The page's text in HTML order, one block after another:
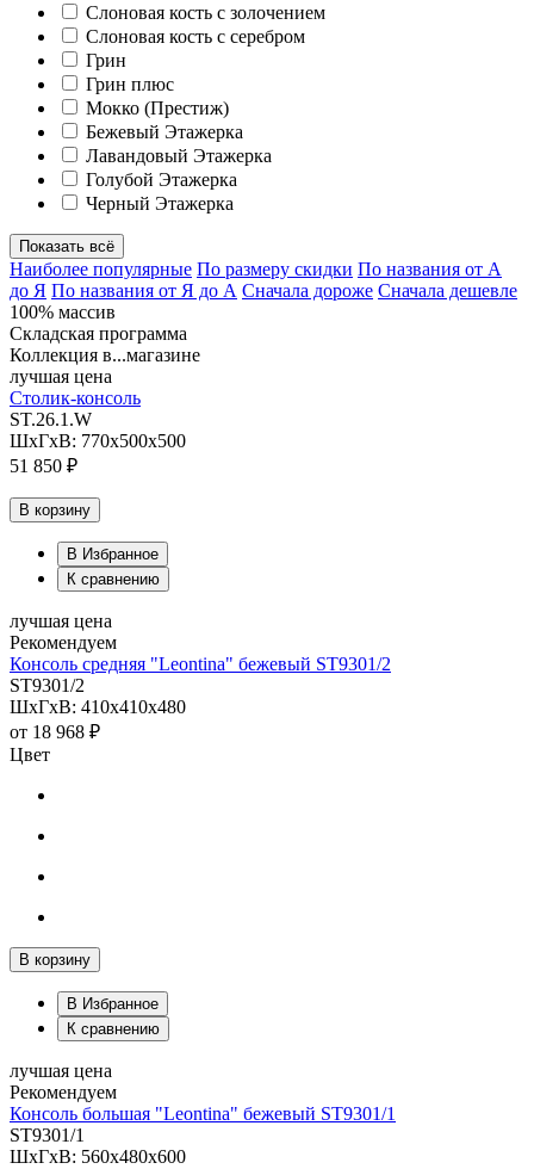
Слоновая кость с золочением
Слоновая кость с серебром
Грин
Грин плюс
Мокко (Престиж)
Бежевый Этажерка
Лавандовый Этажерка
Голубой Этажерка
Черный Этажерка
Показать всё
Наиболее популярные По размеру скидки По названия от А
до Я По названия от Я до А Сначала дороже Сначала дешевле
100% массив
Складская программа
Коллекция в...магазине
лучшая цена
Столик-консоль
ST.26.1.W
ШхГхВ: 770х500х500
51 850 ₽
В корзину
В Избранное
К сравнению
лучшая цена
Рекомендуем
Консоль средняя "Leontina" бежевый ST9301/2
ST9301/2
ШхГхВ: 410х410х480
от 18 968 ₽
Цвет
В корзину
В Избранное
К сравнению
лучшая цена
Рекомендуем
Консоль большая "Leontina" бежевый ST9301/1
ST9301/1
ШхГхВ: 560х480х600